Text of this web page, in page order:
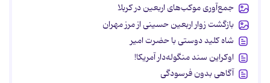
جمع‌آوری موکب‌های اربعین در کربلا
بازگشت زوار اربعین حسینی از مرز مهران
شاه کلید دوستی با حضرت امیر
اوکراین سند منگوله‌دار آمریکا!
آگاهی بدون فرسودگی